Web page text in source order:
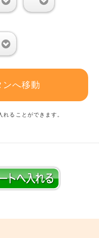
へ移動
ることができます。